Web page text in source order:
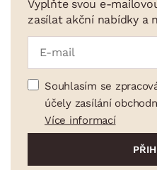
Vyplňte svou e-
zasílat akční nabídky a
Souhlasím se
účely zasílání
Více informací